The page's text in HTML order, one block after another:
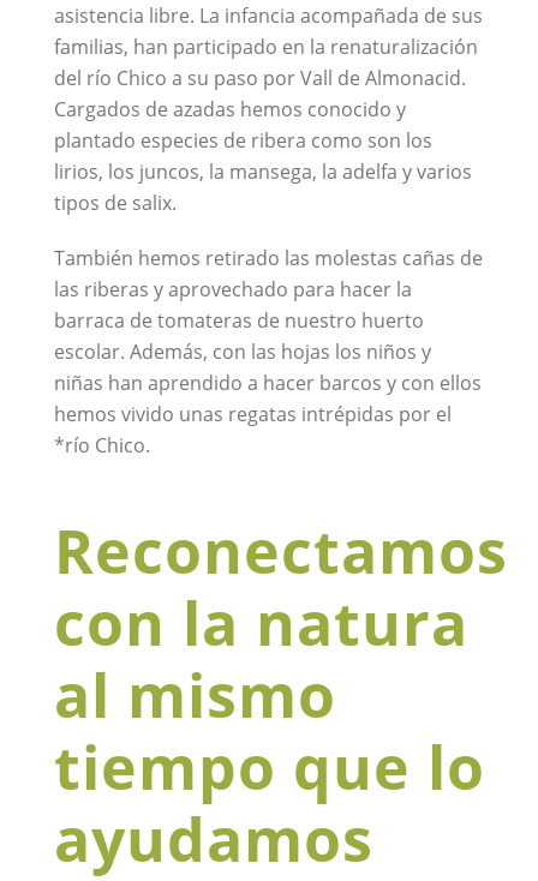
asistencia libre. La infancia acompañada de sus
familias, han participado en la renaturalización
del río Chico a su paso por Vall de Almonacid.
Cargados de azadas hemos conocido y
plantado especies de ribera como son los
lirios, los juncos, la mansega, la adelfa y varios
tipos de salix.
También hemos retirado las molestas cañas de
las riberas y aprovechado para hacer la
barraca de tomateras de nuestro huerto
escolar. Además, con las hojas los niños y
niñas han aprendido a hacer barcos y con ellos
hemos vivido unas regatas intrépidas por el
*río Chico.
Reconectamos
con la natura
al mismo
tiempo que lo
ayudamos